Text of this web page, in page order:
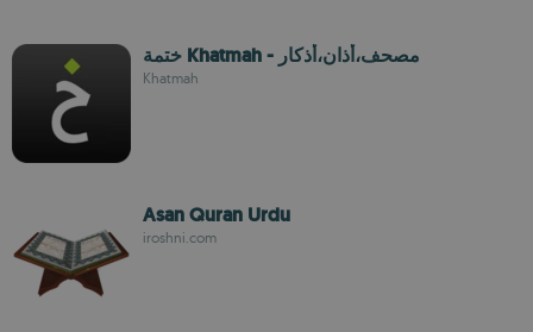
ختمة Khatmah - مصحف،أذان،أذكار
Khatmah
Asan Quran Urdu
iroshni.com